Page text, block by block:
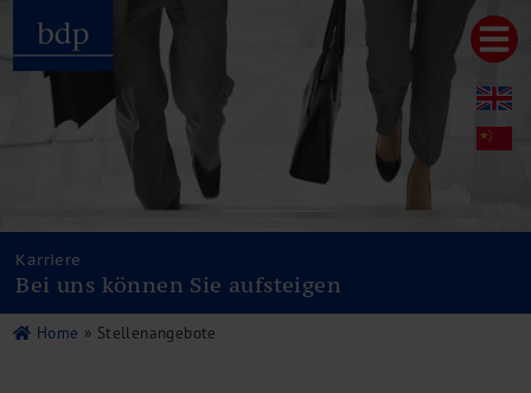
Hauptmenu
Home
bdp aktuell
Unternehmenswerte
Referenzen
Pressespiegel
Publikationen
Newsletter
Videos
Karriere
Bei uns können Sie aufsteigen
Home » Stellenangebote